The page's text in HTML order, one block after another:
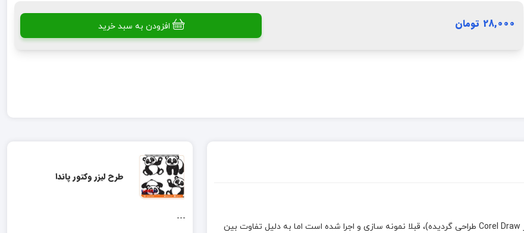
28,000 تومان افزودن به سبد خرید
با دستگاه های برش و حکاکی لیزر، (که توسط نرم افزار Corel Draw طراحی گردیده)، قبلا نمونه سازی و اجرا شده است اما به دلیل تفاوت بین
طرح لیزر وکتور پاندا
---